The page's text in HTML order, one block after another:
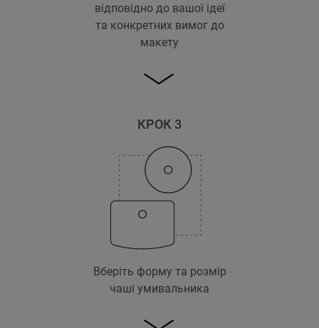
відповідно до вашої ідеї
та конкретних вимог до
макету
КРОК 3
Вберіть форму та розмір
чаші умивальника